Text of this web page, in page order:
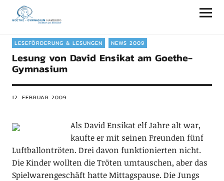
Goethe-Gymnasium Hamburg
LESEFÖRDERUNG & LESUNGEN NEWS 2009
Lesung von David Ensikat am Goethe-
Gymnasium
12. FEBRUAR 2009
Als David Ensikat elf Jahre alt war,
kaufte er mit seinen Freunden fünf
Luftballontröten. Drei davon funktionierten nicht.
Die Kinder wollten die Tröten umtauschen, aber das
Spielwarengeschäft hatte Mittagspause. Die Jungs